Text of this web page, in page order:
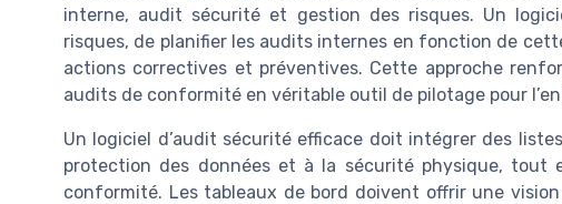
interne, audit sécurité et gestion des risques. Un
risques, de planifier les audits internes en fonction de
actions correctives et préventives. Cette approche
audits de conformité en véritable outil de pilotage pour
Un logiciel d’audit sécurité efficace doit intégrer des
protection des données et à la sécurité physique,
conformité. Les tableaux de bord doivent offrir une